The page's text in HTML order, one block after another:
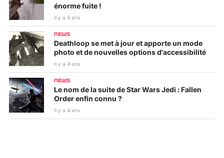
énorme fuite !
Il y a 4 ans
NEWS
Deathloop se met à jour et apporte un mode
photo et de nouvelles options d'accessibilité
Il y a 4 ans
NEWS
Le nom de la suite de Star Wars Jedi : Fallen
Order enfin connu ?
Il y a 4 ans